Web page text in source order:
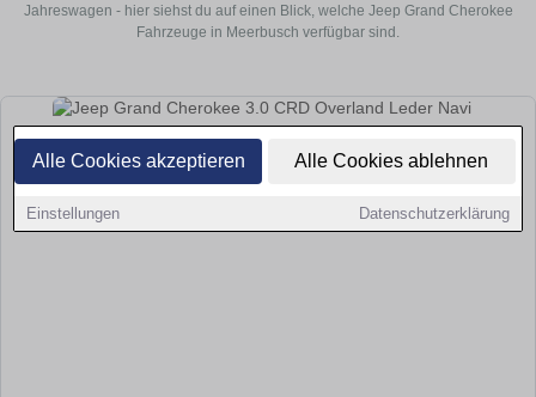
Alle Cookies akzeptieren Alle Cookies ablehnen
Einstellungen Datenschutzerklärung
Jahreswagen - hier siehst du auf einen Blick, welche Jeep Grand Cherokee
Fahrzeuge in Meerbusch verfügbar sind.